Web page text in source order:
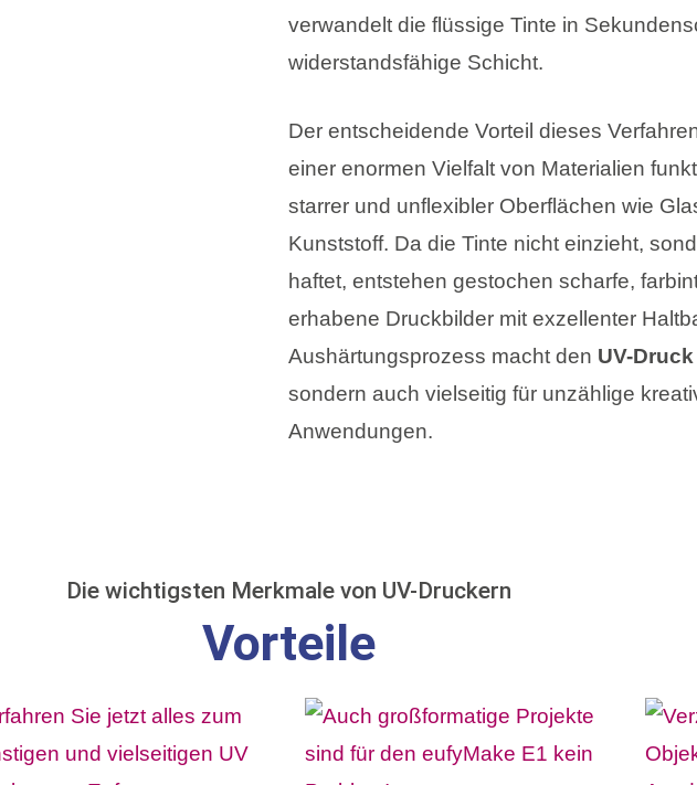
verwandelt die flüssige Tinte in
widerstandsfähige Schicht.
Der entscheidende Vorteil dieses
einer enormen Vielfalt von Materialien
starrer und unflexibler Oberflächen wie
Kunststoff. Da die Tinte nicht einzieht,
haftet, entstehen gestochen scharfe,
erhabene Druckbilder mit exzellenter
Aushärtungsprozess macht den UV-Druck
sondern auch vielseitig für unzählige
Anwendungen.
Die wichtigsten Merkmale von UV-Druckern
Vorteile